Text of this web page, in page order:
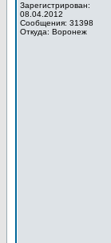
Зарегистрирован:
08.04.2012
Сообщения: 31398
Откуда: Воронеж